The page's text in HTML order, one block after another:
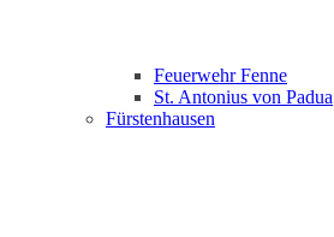
Feuerwehr Fenne
St. Antonius von Padua
Fürstenhausen